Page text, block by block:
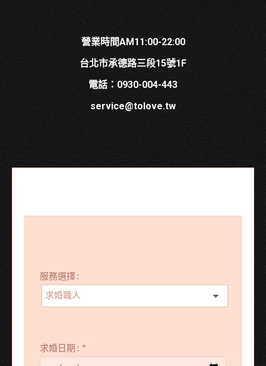
營業時間AM11:00-22:00
台北市承德路三段15號1F
電話：0930-004-443
service@tolove.tw
服務選擇:
求婚日期: *